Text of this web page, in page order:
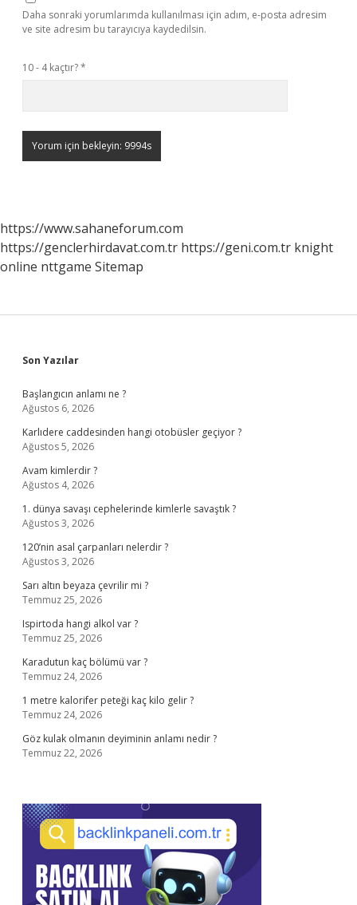
Daha sonraki yorumlarımda kullanılması için adım, e-posta adresim
ve site adresim bu tarayıcıya kaydedilsin.
10 - 4 kaçtır?*
https://www.sahaneforum.com
https://genclerhirdavat.com.tr https://geni.com.tr knight
online nttgame Sitemap
Sidebar
Son Yazılar
Başlangıcın anlamı ne ?
Ağustos 6, 2026
Karlıdere caddesinden hangi otobüsler geçiyor ?
Ağustos 5, 2026
Avam kimlerdir ?
Ağustos 4, 2026
1. dünya savaşı cephelerinde kimlerle savaştık ?
Ağustos 3, 2026
120’nin asal çarpanları nelerdir ?
Ağustos 3, 2026
Sarı altın beyaza çevrilir mi ?
Temmuz 25, 2026
Ispirtoda hangi alkol var ?
Temmuz 25, 2026
Karadutun kaç bölümü var ?
Temmuz 24, 2026
1 metre kalorifer peteği kaç kilo gelir ?
Temmuz 24, 2026
Göz kulak olmanın deyiminin anlamı nedir ?
Temmuz 22, 2026